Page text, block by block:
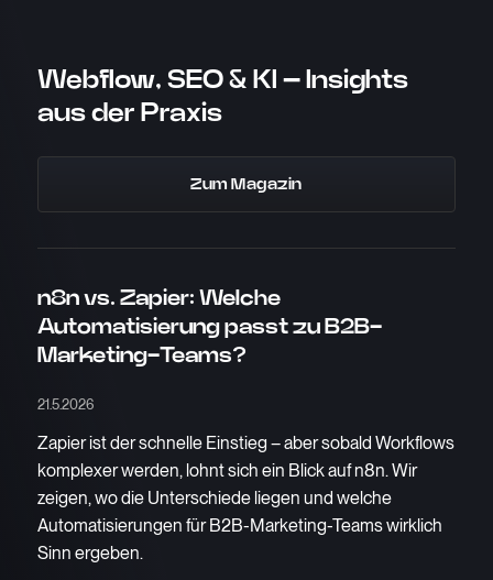
Webflow, SEO & KI – Insights
aus der Praxis
Zum Magazin
21.5.2026
n8n vs. Zapier: Welche
Automatisierung passt zu B2B-
Marketing-Teams?
Zapier ist der schnelle Einstieg – aber sobald Workflows
komplexer werden, lohnt sich ein Blick auf n8n. Wir
zeigen, wo die Unterschiede liegen und welche
Automatisierungen für B2B-Marketing-Teams wirklich
Sinn ergeben.